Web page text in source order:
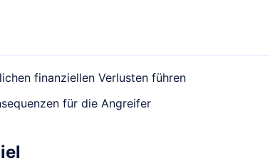
finanziellen Verlusten führen
für die Angreifer